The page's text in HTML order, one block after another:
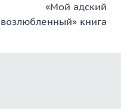
«Мой адский
возлюбленный» книга